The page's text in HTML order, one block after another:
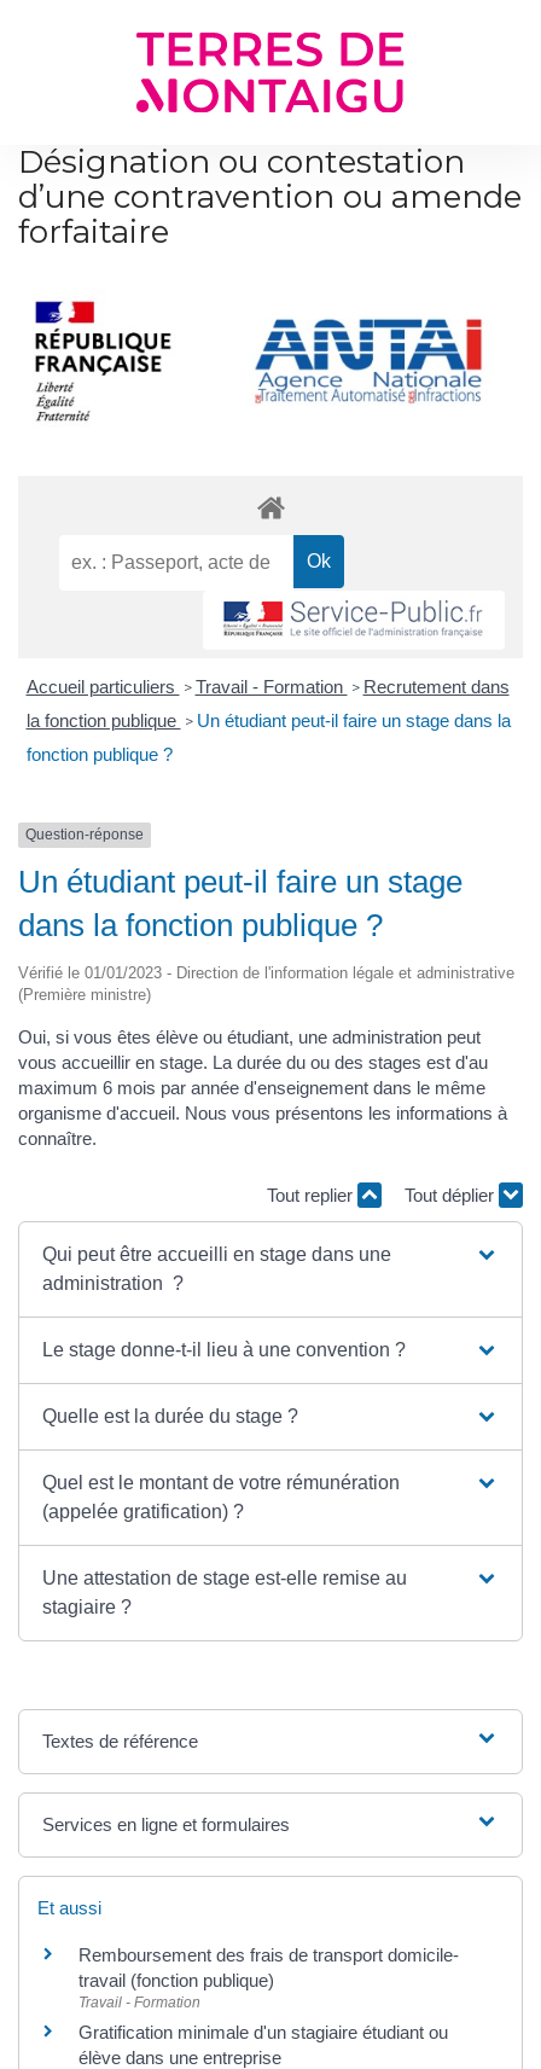
Désignation ou contestation
d’une contravention ou amende
forfaitaire
Accueil particuliers > Travail - Formation > Recrutement dans
la fonction publique > Un étudiant peut-il faire un stage dans la
fonction publique ?
Question-réponse
Un étudiant peut-il faire un stage
dans la fonction publique ?
Vérifié le 01/01/2023 - Direction de l'information légale et administrative
(Première ministre)
Oui, si vous êtes élève ou étudiant, une administration peut
vous accueillir en stage. La durée du ou des stages est d'au
maximum 6 mois par année d'enseignement dans le même
organisme d'accueil. Nous vous présentons les informations à
connaître.
Tout replier Tout déplier
Qui peut être accueilli en stage dans une
administration ?
Le stage donne-t-il lieu à une convention ?
Quelle est la durée du stage ?
Quel est le montant de votre rémunération
(appelée gratification) ?
Une attestation de stage est-elle remise au
stagiaire ?
Textes de référence
Services en ligne et formulaires
Et aussi
Remboursement des frais de transport domicile-
travail (fonction publique)
Travail - Formation
Gratification minimale d'un stagiaire étudiant ou
élève dans une entreprise